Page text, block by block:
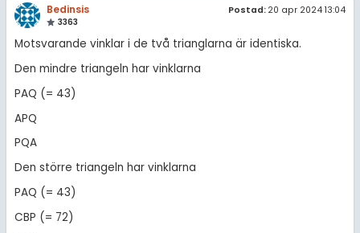
Bedinsis
3363
Postad: 20 apr 2024 13:04
Motsvarande vinklar i de två trianglarna är identiska.
Den mindre triangeln har vinklarna
PAQ (= 43)
APQ
PQA
Den större triangeln har vinklarna
PAQ (= 43)
CBP (= 72)